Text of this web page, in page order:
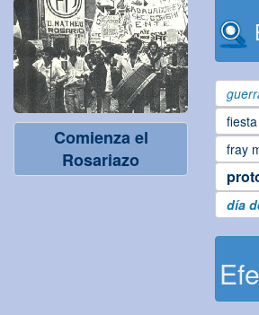
Comienza el
Rosariazo
fray
día